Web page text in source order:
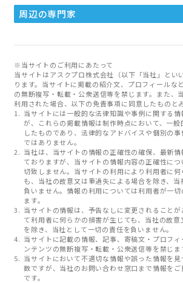
周辺の専門家
※当サイトのご利用にあたって
当サイトはアスクプロ株式会社（以下「当社」とい
ります。当サイトに掲載の紹介文、プロフィールな
の無断複写・転載・公衆送信等を禁じます。また、
利用された場合、以下の免責事項に同意したものと
当サイトには一般的な法律知識や事例に関する
が、これらの掲載情報は制作時点において、一般
したものであり、法律的なアドバイスや個別の
ではありません。
当社は、当サイトの情報の正確性の確保、最新
ておりますが、当サイトの情報内容の正確性に
切致しません。当サイトの利用により利用者に
も、当社の故意又は重過失による場合を除き、
負いません。情報の利用については利用者が一
ます。
当サイトの情報は、予告なしに変更されることが
て利用者に何らかの損害が生じても、当社の故
を除き、当社として一切の責任を負いません。
当サイトに記載の情報、記事、寄稿文・プロフィ
ンテンツの無断複写・転載・公衆送信等を禁じま
当サイトにおいて不適切な情報や誤った情報を
数ですが、当社のお問い合わせ窓口まで情報を
です。